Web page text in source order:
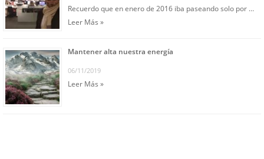
Recuerdo que en enero de 2016 iba paseando solo por …
Leer Más »
Mantener alta nuestra energía
06/11/2019
Leer Más »